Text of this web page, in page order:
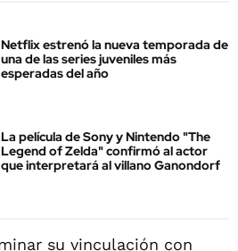
Netflix estrenó la nueva temporada de
una de las series juveniles más
esperadas del año
La película de Sony y Nintendo "The
Legend of Zelda" confirmó al actor
que interpretará al villano Ganondorf